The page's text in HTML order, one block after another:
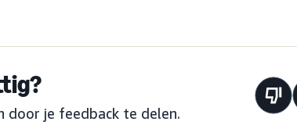
door je feedback te delen.